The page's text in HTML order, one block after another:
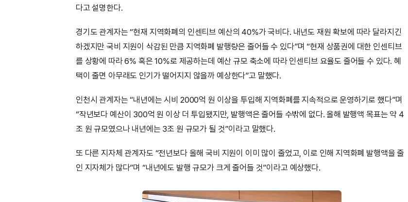
다고 설명한다.
경기도 관계자는 “현재 지역화폐의 인센티브 예산의 40%가 국비다. 내년도 재원 확보에 따라 달라지긴
하겠지만 국비 지원이 삭감된 만큼 지역화폐 발행량은 줄어들 수 있다”며 “현재 상품권에 대한 인센티브
를 상황에 따라 6% 혹은 10%로 제공하는데 예산 규모 축소에 따라 인센티브 요율도 줄어들 수 있다. 혜
택이 줄면 아무래도 인기가 떨어지지 않을까 예상한다”고 말했다.
인천시 관계자는 “내년에는 시비 2000억 원 이상을 투입해 지역화폐를 지속적으로 운영하기로 했다”며
“작년보다 예산이 300억 원 이상 더 투입됐지만, 발행액은 줄어들 수밖에 없다. 올해 발행액 목표는 약 4
조 원 규모였으나 내년에는 3조 원 규모가 될 것”이라고 말했다.
또 다른 지자체 관계자도 “전년보다 올해 국비 지원이 이미 많이 줄었고, 이로 인해 지역화폐 발행액을 줄
인 지자체가 많다”며 “내년에도 발행 규모가 크게 줄어들 것”이라고 예상했다.